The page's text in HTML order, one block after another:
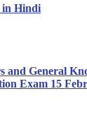
in Hindi
General
Exam 15